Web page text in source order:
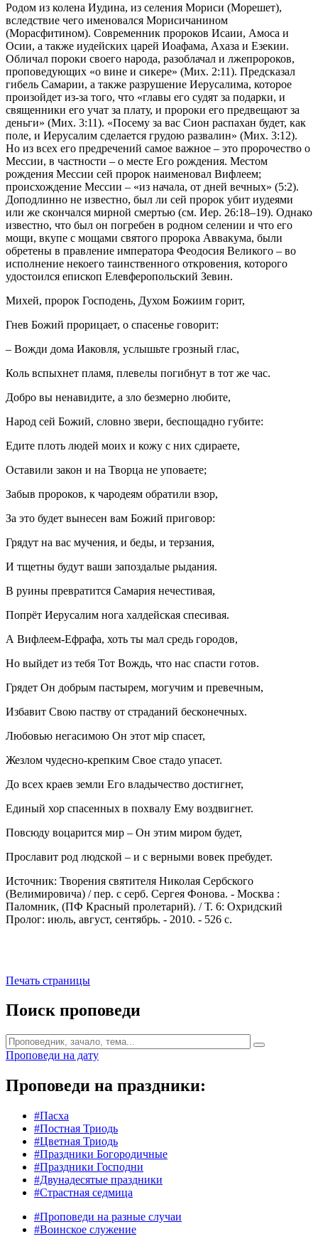
Родом из колена Иудина, из селения Мориси (Морешет),
вследствие чего именовался Морисичанином
(Морасфитином). Современник пророков Исаии, Амоса и
Осии, а также иудейских царей Иоафама, Ахаза и Езекии.
Обличал пороки своего народа, разоблачал и лжепророков,
проповедующих «о вине и сикере» (Мих. 2:11). Предсказал
гибель Самарии, а также разрушение Иерусалима, которое
произойдет из-за того, что «главы его судят за подарки, и
священники его учат за плату, и пророки его предвещают за
деньги» (Мих. 3:11). «Посему за вас Сион распахан будет, как
поле, и Иерусалим сделается грудою развалин» (Мих. 3:12).
Но из всех его предречений самое важное – это пророчество о
Мессии, в частности – о месте Его рождения. Местом
рождения Мессии сей пророк наименовал Вифлеем;
происхождение Мессии – «из начала, от дней вечных» (5:2).
Доподлинно не известно, был ли сей пророк убит иудеями
или же скончался мирной смертью (см. Иер. 26:18–19). Однако
известно, что был он погребен в родном селении и что его
мощи, вкупе с мощами святого пророка Аввакума, были
обретены в правление императора Феодосия Великого – во
исполнение некоего таинственного откровения, которого
удостоился епископ Елевферопольский Зевин.
Михей, пророк Господень, Духом Божиим горит,
Гнев Божий прорицает, о спасенье говорит:
– Вожди дома Иаковля, услышьте грозный глас,
Коль вспыхнет пламя, плевелы погибнут в тот же час.
Добро вы ненавидите, а зло безмерно любите,
Народ сей Божий, словно звери, беспощадно губите:
Едите плоть людей моих и кожу с них сдираете,
Оставили закон и на Творца не уповаете;
Забыв пророков, к чародеям обратили взор,
За это будет вынесен вам Божий приговор:
Грядут на вас мучения, и беды, и терзания,
И тщетны будут ваши запоздалые рыдания.
В руины превратится Самария нечестивая,
Попрёт Иерусалим нога халдейская спесивая.
А Вифлеем-Ефрафа, хоть ты мал средь городов,
Но выйдет из тебя Тот Вождь, что нас спасти готов.
Грядет Он добрым пастырем, могучим и превечным,
Избавит Свою паству от страданий бесконечных.
Любовью негасимою Он этот мір спасет,
Жезлом чудесно-крепким Свое стадо упасет.
До всех краев земли Его владычество достигнет,
Единый хор спасенных в похвалу Ему воздвигнет.
Повсюду воцарится мир – Он этим миром будет,
Прославит род людской – и с верными вовек пребудет.
Источник: Творения святителя Николая Сербского
(Велимировича) / пер. с серб. Сергея Фонова. - Москва :
Паломник, (ПФ Красный пролетарий). / Т. 6: Охридский
Пролог: июль, август, сентябрь. - 2010. - 526 с.
Печать страницы
Поиск проповеди
Проповеди на дату
Проповеди на праздники:
#Пасха
#Постная Триодь
#Цветная Триодь
#Праздники Богородичные
#Праздники Господни
#Двунадесятые праздники
#Страстная седмица
#Проповеди на разные случаи
#Воинское служение